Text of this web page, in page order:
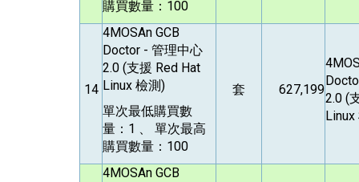
購買數量：100
14
4MOSAn GCB
Doctor - 管理中心
2.0 (支援 Red Hat
Linux 檢測)
單次最低購買數
量：1 、 單次最高
購買數量：100
套 627,199
2.0 (
4MOSAn GCB